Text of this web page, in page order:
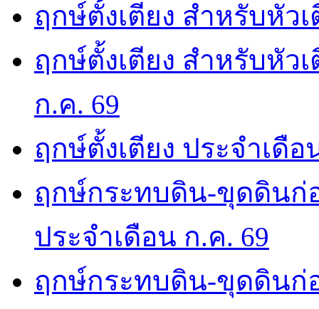
ฤกษ์ตั้งเตียง สำหรับหัว
ฤกษ์ตั้งเตียง สำหรับหัว
ก.ค. 69
ฤกษ์ตั้งเตียง ประจำเดือ
ฤกษ์กระทบดิน-ขุดดินก่
ประจำเดือน ก.ค. 69
ฤกษ์กระทบดิน-ขุดดินก่